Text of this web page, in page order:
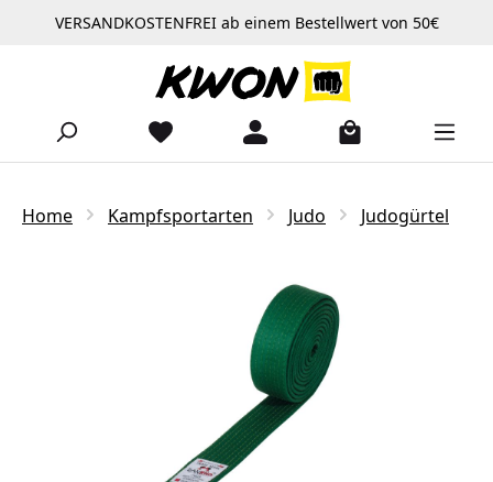
Zum Hauptinhalt springen
VERSANDKOSTENFREI ab einem Bestellwert von 50€
Home Kampfsportarten Judo Judogürtel